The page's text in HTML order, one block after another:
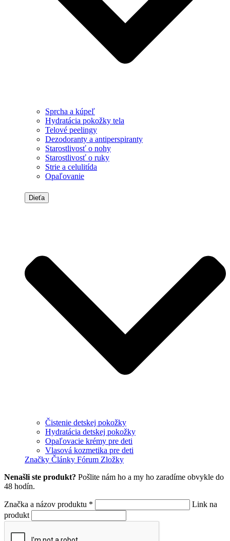
Sprcha a kúpeľ
Hydratácia pokožky tela
Telové peelingy
Dezodoranty a antiperspiranty
Starostlivosť o nohy
Starostlivosť o ruky
Strie a celulitída
Opaľovanie
Dieťa
Čistenie detskej pokožky
Hydratácia detskej pokožky
Opaľovacie krémy pre deti
Vlasová kozmetika pre deti
Značky Články Fórum Zložky
Nenašli ste produkt? Pošlite nám ho a my ho zaradíme obvykle do
48 hodín.
Značka a názov produktu *
Link na
produkt